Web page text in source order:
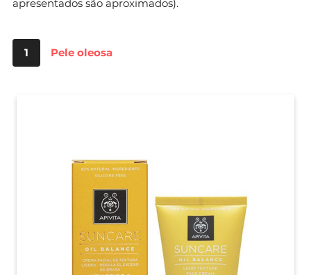
apresentados são aproximados).
1 Pele oleosa